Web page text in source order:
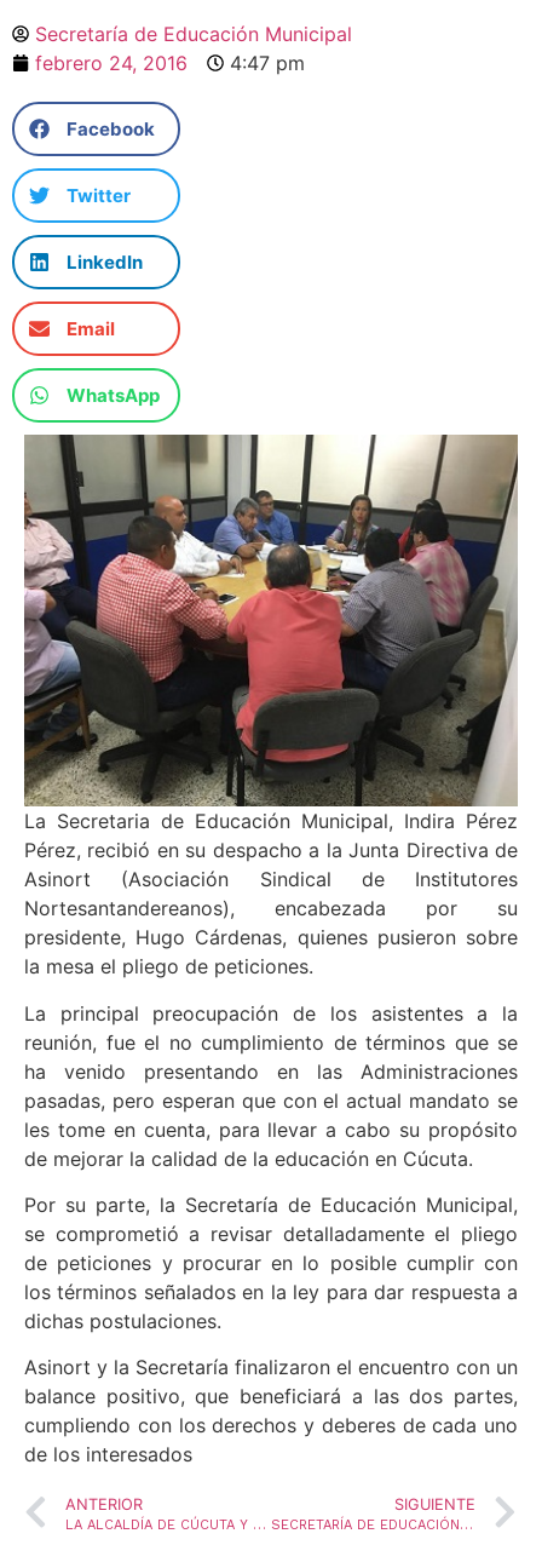
Secretaría de Educación Municipal
febrero 24, 2016
4:47 pm
Facebook
Twitter
LinkedIn
Email
WhatsApp
La Secretaria de Educación Municipal, Indira Pérez
Pérez, recibió en su despacho a la Junta Directiva de
Asinort (Asociación Sindical de Institutores
Nortesantandereanos), encabezada por su
presidente, Hugo Cárdenas, quienes pusieron sobre
la mesa el pliego de peticiones.
La principal preocupación de los asistentes a la
reunión, fue el no cumplimiento de términos que se
ha venido presentando en las Administraciones
pasadas, pero esperan que con el actual mandato se
les tome en cuenta, para llevar a cabo su propósito
de mejorar la calidad de la educación en Cúcuta.
Por su parte, la Secretaría de Educación Municipal,
se comprometió a revisar detalladamente el pliego
de peticiones y procurar en lo posible cumplir con
los términos señalados en la ley para dar respuesta a
dichas postulaciones.
Asinort y la Secretaría finalizaron el encuentro con un
balance positivo, que beneficiará a las dos partes,
cumpliendo con los derechos y deberes de cada uno
de los interesados
ANTERIOR
LA ALCALDÍA DE CÚCUTA Y LA UNIPAMPLONA PRESENTARON CONVENIO DE BECAS EDUCATIVAS
SIGUIENTE
SECRETARÍA DE EDUCACIÓN MUNICIPAL ESCOLARIZÓ NIÑOS DEPORTADOS UBICADOS EN EL CENTRO DE MIGRACIONES